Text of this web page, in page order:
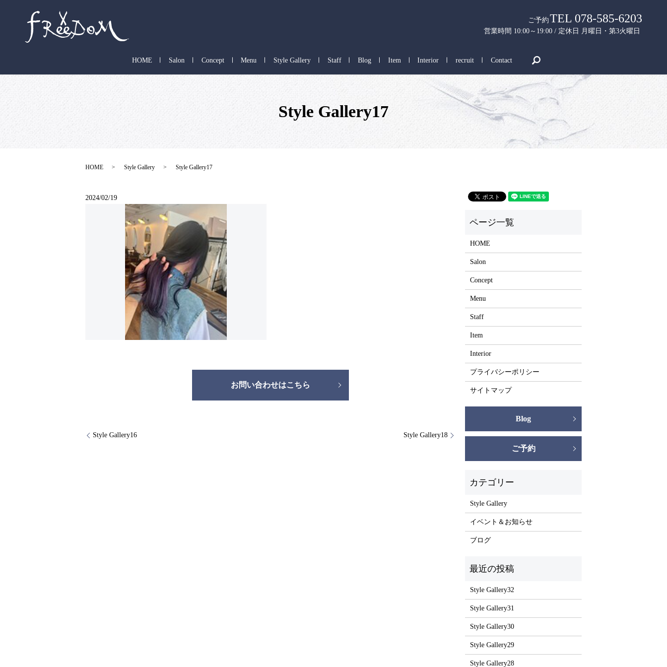
ご予約 TEL 078-585-6203
営業時間 10:00～19:00 / 定休日 月曜日・第3火曜日
HOME Salon Concept Menu Style Gallery Staff Blog Item Interior recruit Contact
Style Gallery17
HOME Style Gallery Style Gallery17
2024/02/19
お問い合わせはこちら
Style Gallery16 Style Gallery18
HOME
Salon
Concept
Menu
Staff
Item
Interior
プライバシーポリシー
サイトマップ
Blog
ご予約
Style Gallery
イベント＆お知らせ
ブログ
Style Gallery32
Style Gallery31
Style Gallery30
Style Gallery29
Style Gallery28